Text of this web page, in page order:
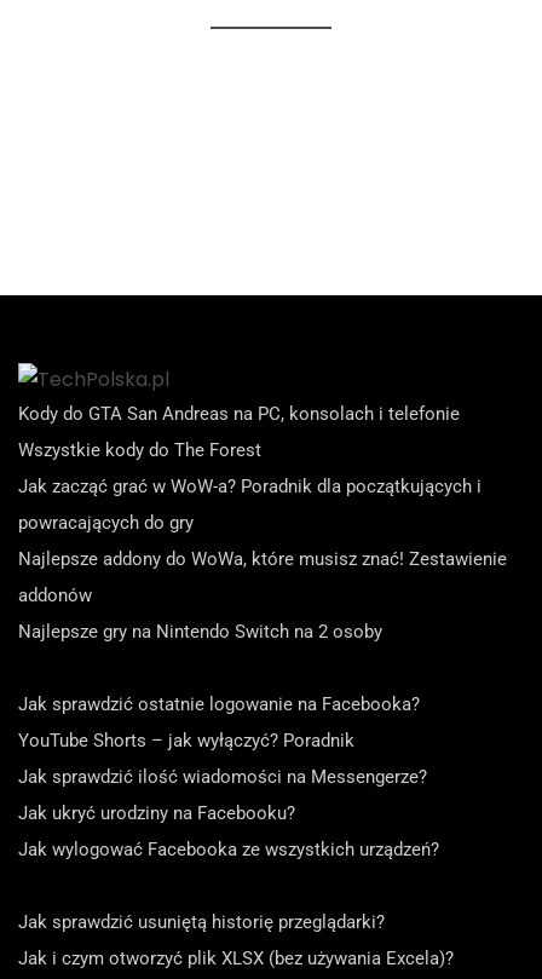
Kody do GTA San Andreas na PC, konsolach i telefonie
Wszystkie kody do The Forest
Jak zacząć grać w WoW-a? Poradnik dla początkujących i
powracających do gry
Najlepsze addony do WoWa, które musisz znać! Zestawienie
addonów
Najlepsze gry na Nintendo Switch na 2 osoby
Jak sprawdzić ostatnie logowanie na Facebooka?
YouTube Shorts – jak wyłączyć? Poradnik
Jak sprawdzić ilość wiadomości na Messengerze?
Jak ukryć urodziny na Facebooku?
Jak wylogować Facebooka ze wszystkich urządzeń?
Jak sprawdzić usuniętą historię przeglądarki?
Jak i czym otworzyć plik XLSX (bez używania Excela)?